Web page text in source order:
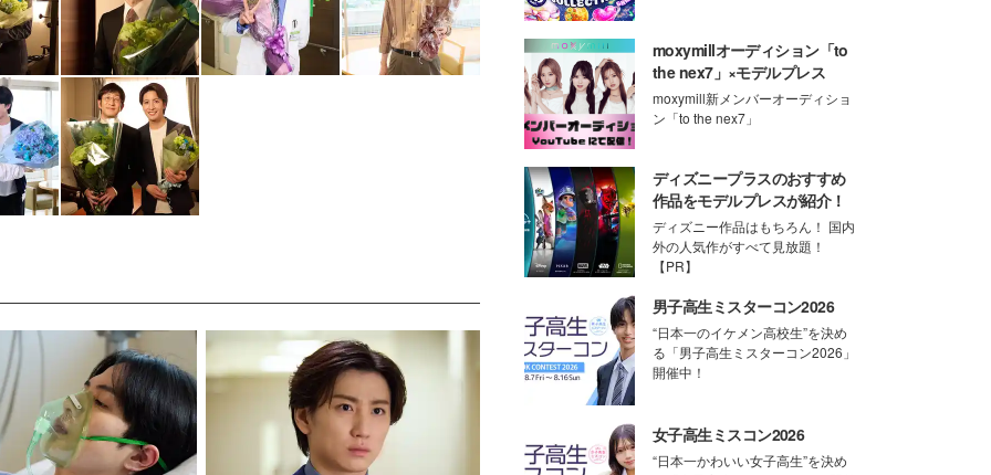
moxymillオーディション「to
the nex7」×モデルプレス
moxymill新メンバーオーディショ
ン「to the nex7」
ディズニープラスのおすすめ
作品をモデルプレスが紹介！
ディズニー作品はもちろん！ 国内
外の人気作がすべて見放題！
【PR】
男子高生ミスターコン2026
“日本一のイケメン高校生”を決め
る「男子高生ミスターコン2026」
開催中！
女子高生ミスコン2026
“日本一かわいい女子高生”を決め